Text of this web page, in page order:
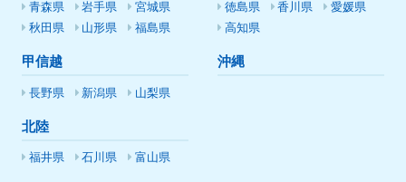
青森県 岩手県
宮城県
秋田県
山形県 福島県
甲信越
長野県 新潟県 山梨県
北陸
福井県 石川県 富山県
徳島県 香川県
愛媛県
高知県
沖縄